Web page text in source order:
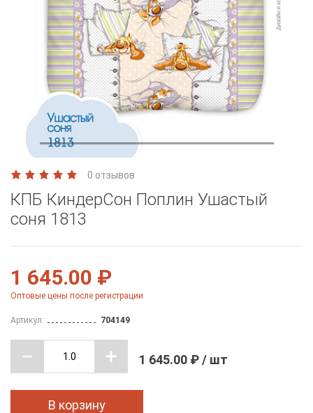
0 отзывов
КПБ КиндерСон Поплин Ушастый
соня 1813
1 645.00 ₽
Оптовые цены после регистрации
Артикул: 704149
1 645.00 ₽ / шт
В корзину